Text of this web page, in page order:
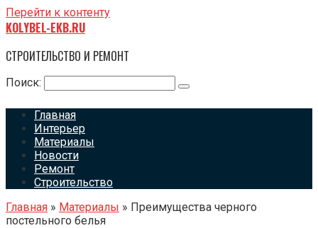
Перейти к контенту
KOLYBEL-EKB.RU
СТРОИТЕЛЬСТВО И РЕМОНТ
Поиск:
Главная
Интерьер
Материалы
Новости
Ремонт
Строительство
Главная » Материалы » Преимущества черного
постельного белья